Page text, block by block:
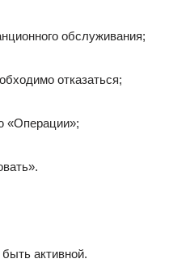
обслуживания;
отказаться;
«Операции»;
активной.